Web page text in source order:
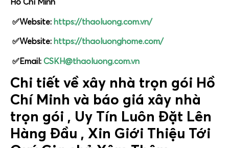
✅Website: https://thaoluong.com.vn/
✅Website: https://thaoluonghome.com/
✅Email: CSKH@thaoluong.com.vn
Chi tiết về xây nhà trọn gói Hồ
Chí Minh và báo giá xây nhà
trọn gói , Uy Tín Luôn Đặt Lên
Hàng Đầu , Xin Giới Thiệu Tới